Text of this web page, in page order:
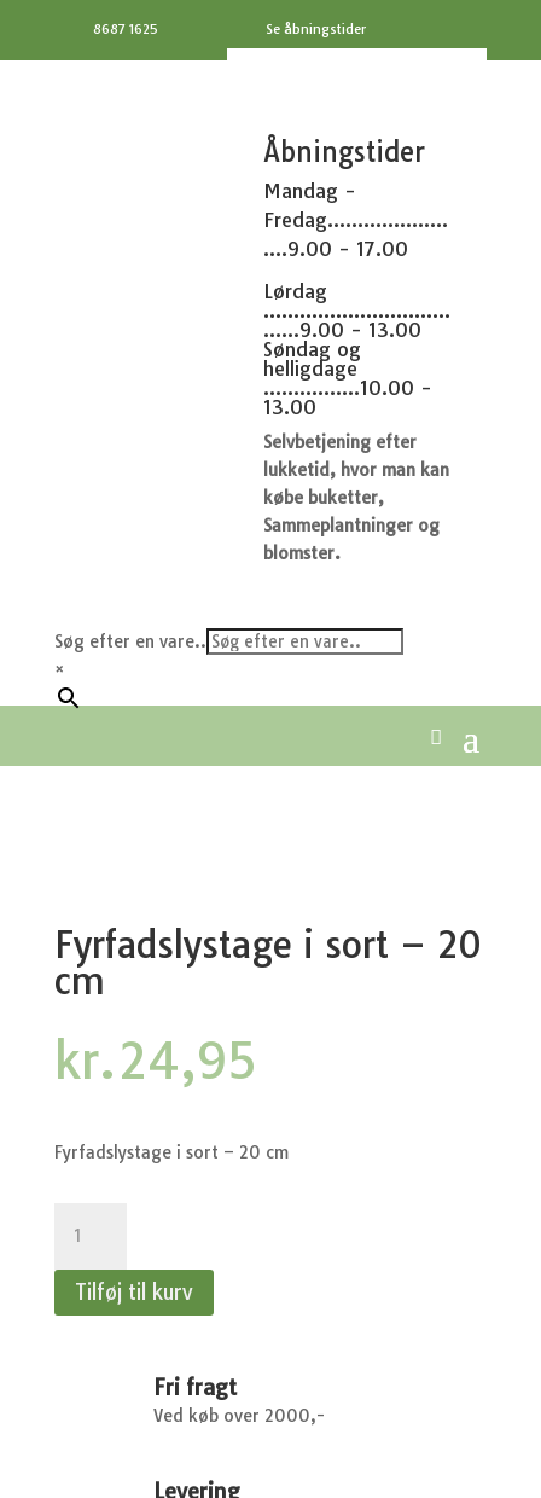
8687 1625 Se åbningstider
Åbningstider
Mandag -
Fredag....................
....9.00 - 17.00
Lørdag
...............................
......9.00 - 13.00
Søndag og
helligdage
................10.00 -
13.00
Selvbetjening efter
lukketid, hvor man kan
købe buketter,
Sammeplantninger og
blomster.
Søg efter en vare..
×
Fyrfadslystage i sort – 20
cm
kr.24,95
Fyrfadslystage i sort – 20 cm
sort
Tilføj til kurv
Fri fragt
Ved køb over 2000,-
Levering